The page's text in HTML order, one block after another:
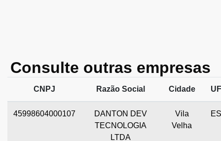
Consulte outras empresas
CNPJ Razão Social Cidade UF
45998604000107
DANTON DEV
TECNOLOGIA
LTDA
Vila
Velha
ES